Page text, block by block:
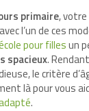
primaire,
l’un de ces
pour fillesun
spacieux.
le critère
là pour vous
.